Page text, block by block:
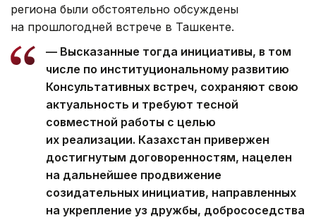
региона были обстоятельно обсуждены
на прошлогодней встрече в Ташкенте.
— Высказанные тогда инициативы, в том
числе по институциональному развитию
Консультативных встреч, сохраняют свою
актуальность и требуют тесной
совместной работы с целью
их реализации. Казахстан привержен
достигнутым договоренностям, нацелен
на дальнейшее продвижение
созидательных инициатив, направленных
на укрепление уз дружбы, добрососедства